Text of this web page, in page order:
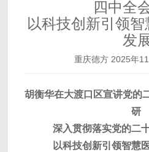
四中全
以科技创新引领
发
重庆德方2025年
胡衡华在大渡口区宣讲党的
研
深入贯彻落实党的二
以科技创新引领智慧